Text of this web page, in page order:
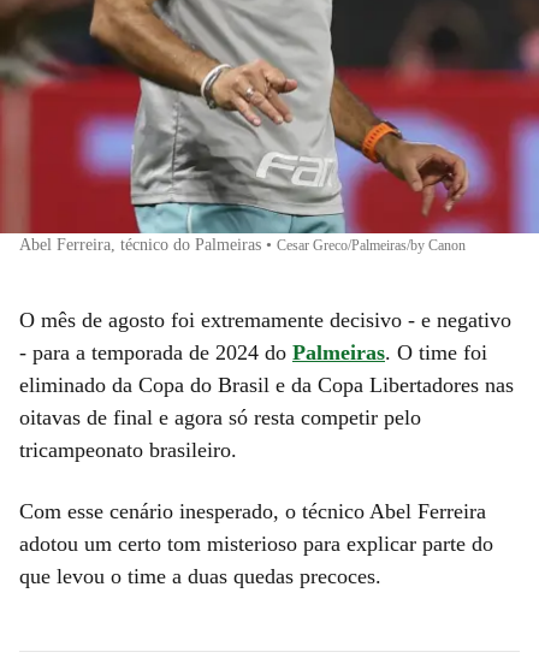
Abel Ferreira, técnico do Palmeiras • Cesar Greco/Palmeiras/by Canon
O mês de agosto foi extremamente decisivo - e negativo
- para a temporada de 2024 do Palmeiras. O time foi
eliminado da Copa do Brasil e da Copa Libertadores nas
oitavas de final e agora só resta competir pelo
tricampeonato brasileiro.
Com esse cenário inesperado, o técnico Abel Ferreira
adotou um certo tom misterioso para explicar parte do
que levou o time a duas quedas precoces.